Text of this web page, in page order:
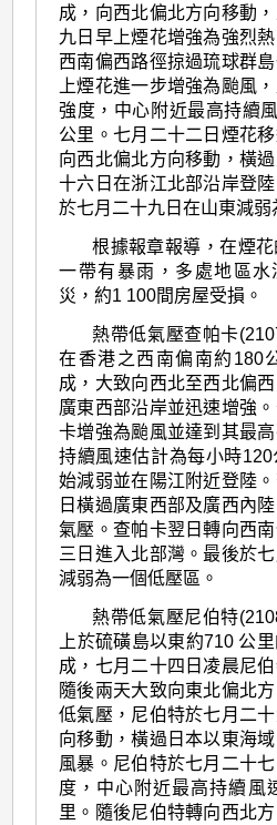
成，向西北偏北方向移動
九日早上煙花增強為強烈
西南偏西路徑掠過琉球群
上煙花進一步增強為颱風
強度，中心附近最高持續
公里。七月二十二日煙花
向西北偏北方向移動，橫
十六日在浙江北部沿岸登
於七月二十九日在山東減弱
根據報章報導，在煙
一帶有暴雨，多處地區水
災，約1 100間房屋受損。
熱帶低氣壓查帕卡
在香港之西南偏南約180
成，大致向西北至西北偏
廣東西部沿岸並迅速增強
卡增強為颱風並達到其最
持續風速估計為每小時
始減弱並在陽江附近登陸
日橫過廣東西部及廣西內
氣壓。查帕卡翌日轉向西
三日進入北部灣。最後於
減弱為一個低壓區。
熱帶低氣壓尼伯特
上於硫磺島以東約710 公
成，七月二十四日凌晨尼
隨後兩天大致向東北偏北
低氣壓，尼伯特於七月二
向移動，橫過日本以東海
風暴。尼伯特於七月二十
度，中心附近最高持續風
里。隨後尼伯特轉向西北